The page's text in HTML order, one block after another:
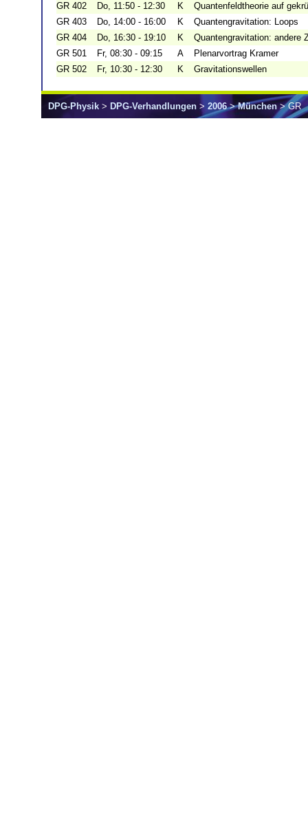
GR 402
Do, 11:50 - 12:30 K
Quantenfeldtheorie auf
GR 403
Do, 14:00 - 16:00 K
Quantengravitation: Loops
GR 404
Do, 16:30 - 19:10 K
Quantengravitation: andere
GR 501
Fr, 08:30 - 09:15 A
Plenarvortrag Kramer
GR 502
Fr, 10:30 - 12:30 K Gravitationswellen
DPG-Physik > DPG-Verhandlungen > 2006>München> GR